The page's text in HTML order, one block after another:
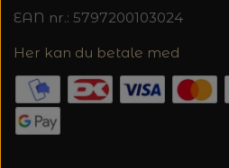
EAN nr.: 5797200103024
Her kan du betale med